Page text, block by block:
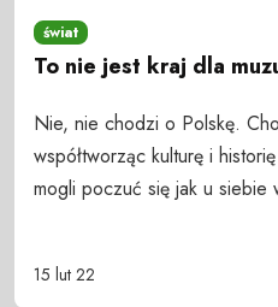
świat
To nie jest kraj dla
Nie, nie chodzi o Polskę.
współtworząc kulturę i
mogli poczuć się jak u siebie
15 lut 22